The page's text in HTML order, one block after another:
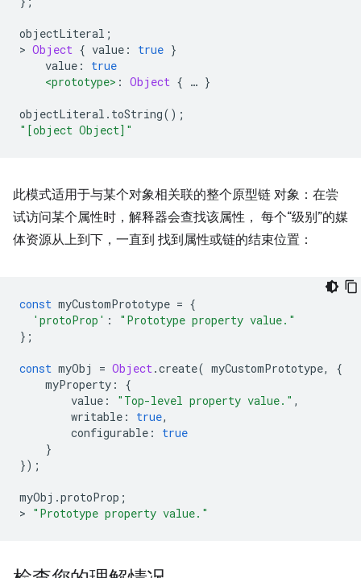
objectLiteral ;
> Object { value : true }
value :
true
<prototype> : Object { … }
objectLiteral . toString();
"[object Object]"
此模式适用于与某个对象相关联的整个原型链 对象：在尝
试访问某个属性时，解释器会查找该属性， 每个“级别”的媒
体资源从上到下，一直到 找到属性或链的结束位置：
const myCustomPrototype = {
'protoProp' :
"Prototype property value."
};
const myObj = Object.create( myCustomPrototype,
{
myProperty :
{
value : "Top-level property value." ,
writable : true,
configurable :
true
}
});
myObj .protoProp ;
> "Prototype property value."